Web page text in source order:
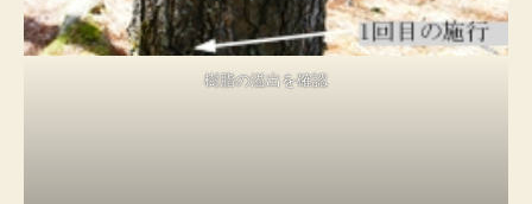
樹脂の溢出を確認